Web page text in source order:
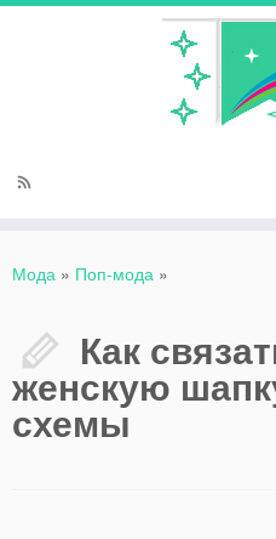
Мода » Поп-мода »
Как
женскую
схемы